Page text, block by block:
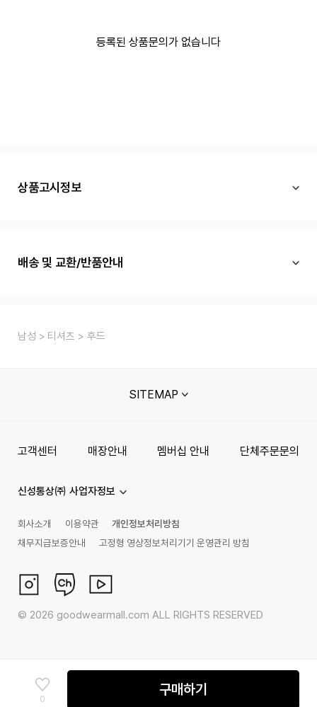
등록된 상품문의가 없습니다
상품고시정보
배송 및 교환/반품안내
남성 티셔츠 후드
0
구매하기
SITEMAP
고객센터 매장안내 멤버십 안내 단체주문문의
신성통상㈜ 사업자정보
회사소개 이용약관
개인정보처리방침
채무지급보증안내
고정형 영상정보처리기기 운영관리 방침
© 2026 goodwearmall.com ALL RIGHTS RESERVED